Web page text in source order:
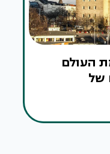
העולם
של